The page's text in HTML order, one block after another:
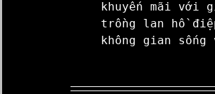
khuyến mãi với
trồng lan hồ
không gian sống